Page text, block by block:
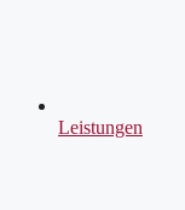
Leistungen